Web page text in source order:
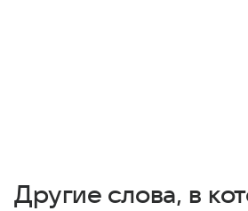
Другие слова, в